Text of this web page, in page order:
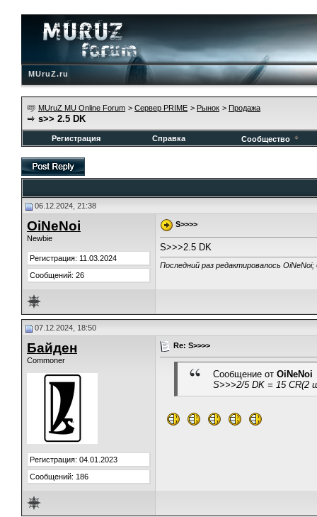
MUruZ.ru
MUruZ MU Online Forum > Сервер PRIME > Рынок > Продажа
s>> 2.5 DK
Регистрация Справка Сообщество
06.12.2024, 21:38
OiNeNoi
Newbie
Регистрация: 11.03.2024
Сообщений: 26
S>>>>
S>>>2.5 DK
Последний раз редактировалось
07.12.2024, 18:50
Байден
Commoner
Регистрация: 04.01.2023
Сообщений: 186
Re: S>>>>
Сообщение от OiNeNoi
S>>>2/5 DK = 15 CR(2